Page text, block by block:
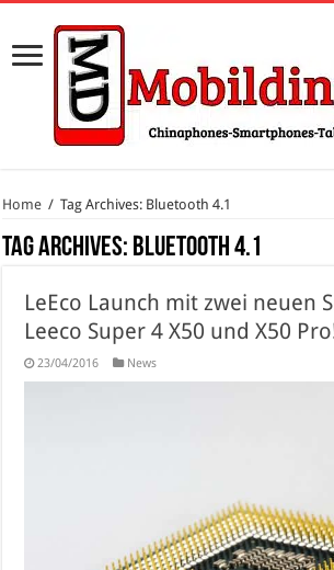
Home / Tag Archives: Bluetooth 4.1
Tag Archives: Bluetooth 4.1
LeEco Launch mit zwei neuen
Leeco Super 4 X50 und X50
23/04/2016 News